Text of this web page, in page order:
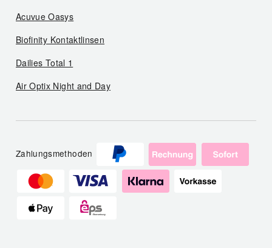
Acuvue Oasys
Biofinity Kontaktlinsen
Dailies Total 1
Air Optix Night and Day
Zahlungsmethoden